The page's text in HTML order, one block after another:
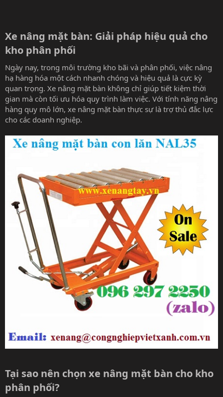
Xe nâng mặt bàn: Giải pháp hiệu quả cho
kho phân phối​
Ngày nay, trong môi trường kho bãi và phân phối, việc nâng
hạ hàng hóa một cách nhanh chóng và hiệu quả là cực kỳ
quan trọng. Xe nâng mặt bàn không chỉ giúp tiết kiệm thời
gian mà còn tối ưu hóa quy trình làm việc. Với tính năng nâng
hàng quy mô lớn, xe nâng mặt bàn thực sự là trợ thủ đắc lực
cho các doanh nghiệp.
Tại sao nên chọn xe nâng mặt bàn cho kho
phân phối?​